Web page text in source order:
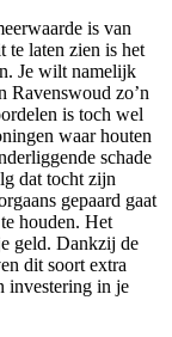
is van
laten zien is het
Je wilt namelijk
Ravenswoud zo’n
is toch wel
waar houten
schade
dat tocht zijn
gepaard gaat
houden. Het
geld. Dankzij de
dit soort extra
investering in je